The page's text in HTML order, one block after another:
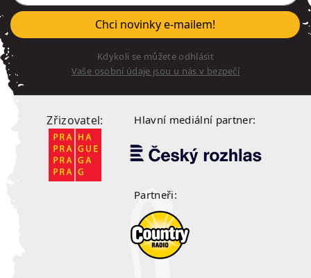
Chci novinky e-mailem!
Kdykoli se můžete odhlásit
Vaše osobní údaje jsou u nás v bezpečí
Zřizovatel: Hlavní mediální partner:
Partneři: